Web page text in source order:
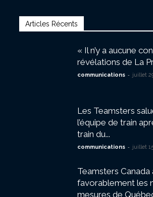
Articles Récents
« Il n’y a aucune
révélations de La
communications - juillet
Les Teamsters
l’équipe de train
train du...
communications - juillet
Teamsters Canada
favorablement les
mesures de